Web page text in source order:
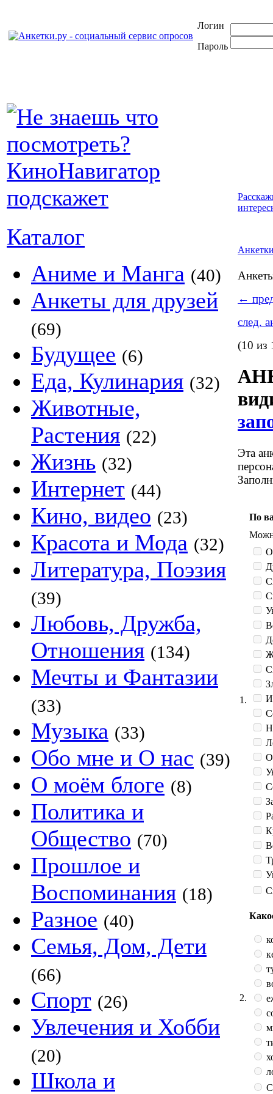
Логин
Пароль
Каталог
Аниме и Манга (40)
Анкеты для друзей
(69)
Будущее (6)
Еда, Кулинария (32)
Животные,
Растения (22)
Жизнь (32)
Интернет (44)
Кино, видео (23)
Красота и Мода (32)
Литература, Поэзия
(39)
Любовь, Дружба,
Отношения (134)
Мечты и Фантазии
(33)
Музыка (33)
Обо мне и О нас (39)
О моём блоге (8)
Политика и
Общество (70)
Прошлое и
Воспоминания (18)
Разное (40)
Семья, Дом, Дети
(66)
Спорт (26)
Увлечения и Хобби
(20)
Школа и
←
след.
(10 из
Эта
1.
По
2.